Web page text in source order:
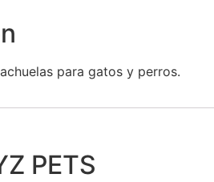
para gatos y perros.
PETS